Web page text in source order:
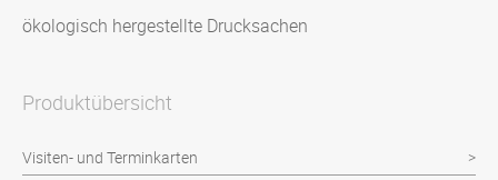
ökologisch hergestellte Drucksachen
Produktübersicht
Visiten- und Terminkarten